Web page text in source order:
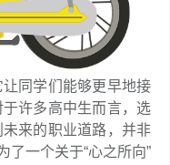
同学们能够更早地接
许多高中生而言，选
来的职业道路，并非
了一个关于“心之所向”